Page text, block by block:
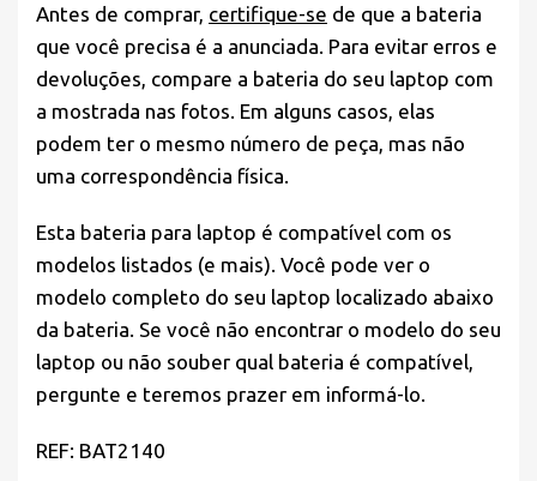
Antes de comprar, certifique-se de que a bateria
que você precisa é a anunciada. Para evitar erros e
devoluções, compare a bateria do seu laptop com
a mostrada nas fotos. Em alguns casos, elas
podem ter o mesmo número de peça, mas não
uma correspondência física.
Esta bateria para laptop é compatível com os
modelos listados (e mais). Você pode ver o
modelo completo do seu laptop localizado abaixo
da bateria. Se você não encontrar o modelo do seu
laptop ou não souber qual bateria é compatível,
pergunte e teremos prazer em informá-lo.
REF: BAT2140